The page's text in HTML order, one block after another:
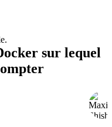
sur lequel